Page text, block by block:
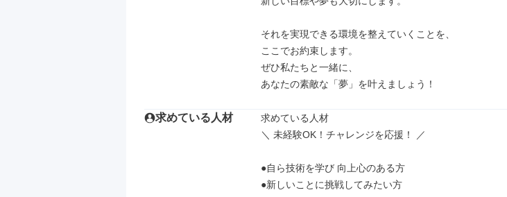
それを実現できる環境を整えていくことを、
ここでお約束します。
ぜひ私たちと一緒に、
あなたの素敵な「夢」を叶えましょう！
求めている人材
求めている人材
＼ 未経験OK！チャレンジを応援！ ／
●自ら技術を学び 向上心のある方
●新しいことに挑戦してみたい方